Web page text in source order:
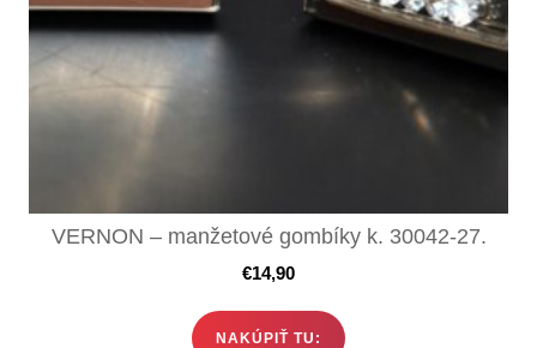
VERNON – manžetové gombíky k. 30042-27.
€14,90
NAKÚPIŤ TU: